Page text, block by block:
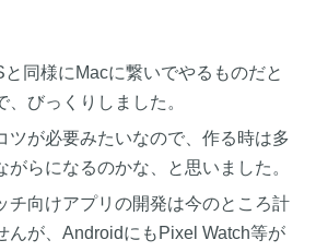
同様にMacに繋いでやるものだと
、びっくりしました。
ツが必要みたいなので、作る時は多
がらになるのかな、と思いました。
チ向けアプリの開発は今のところ計
んが、AndroidにもPixel Watch等が